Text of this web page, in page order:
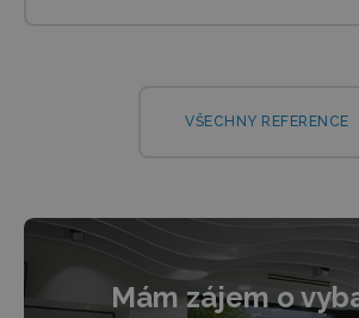
VŠECHNY REFERENCE
Mám zájem o